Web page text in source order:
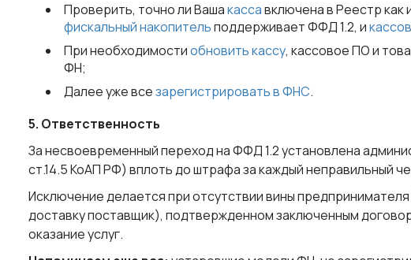
Проверить, точно ли Вашакассавключена в Реестр
фискальный накопительподдерживает ФФД 1.2, и
При необходимостиобновить кассу, кассовое ПО и
ФН;
Далее уже всезарегистрировать в ФНС.
5. Ответственность
За несвоевременный переход на ФФД 1.2 установлена
ст.14.5 КоАП РФ) вплоть до штрафа за каждый неправильный
Исключение делается при отсутствии вины
доставку поставщик), подтвержденном заключенным
оказание услуг.